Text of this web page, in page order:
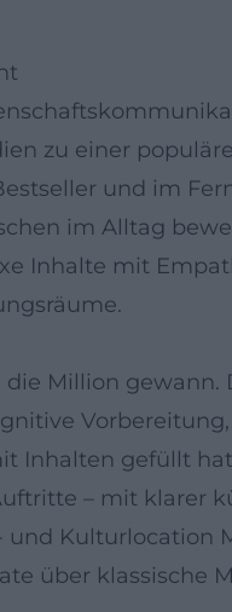
zu einer
und im
im Alltag
Inhalte mit
Million gewann.
Inhalten gefüllt
– mit klarer
Kulturlocation
über klassische